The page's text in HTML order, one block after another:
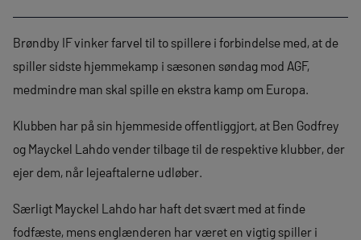
Brøndby IF vinker farvel til to spillere i forbindelse med, at de
spiller sidste hjemmekamp i sæsonen søndag mod AGF,
medmindre man skal spille en ekstra kamp om Europa.
Klubben har på sin hjemmeside offentliggjort, at Ben Godfrey
og Mayckel Lahdo vender tilbage til de respektive klubber, der
ejer dem, når lejeaftalerne udløber.
Særligt Mayckel Lahdo har haft det svært med at finde
fodfæste, mens englænderen har været en vigtig spiller i